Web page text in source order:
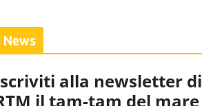
News
alla newsletter di
il tam-tam del mare